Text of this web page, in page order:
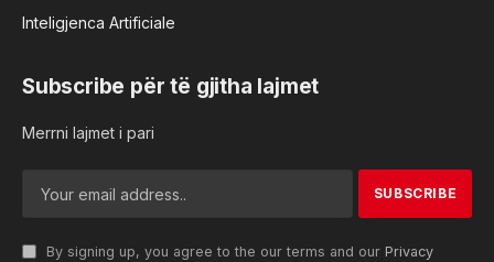
Inteligjenca Artificiale
Subscribe për të gjitha lajmet
Merrni lajmet i pari
By signing up, you agree to the our terms and our Privacy